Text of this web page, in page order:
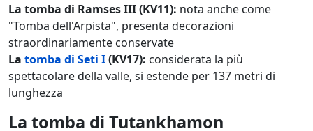
La tomba di Ramses III (KV11): nota anche come
"Tomba dell'Arpista", presenta decorazioni
straordinariamente conservate
La tomba di Seti I(KV17): considerata la più
spettacolare della valle, si estende per 137 metri di
lunghezza
La tomba di Tutankhamon